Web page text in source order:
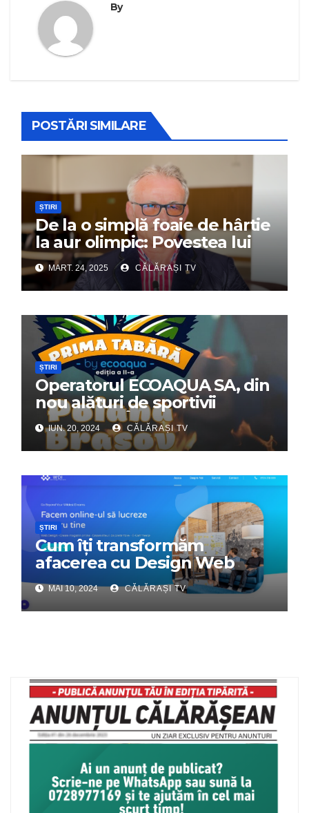
By
POSTĂRI SIMILARE
ȘTIRI
De la o simplă foaie de hârtie
la aur olimpic: Povestea lui
Dumitru Chirilă
MART. 24, 2025 CĂLĂRAȘI TV
ȘTIRI
Operatorul ECOAQUA SA, din
nou alături de sportivii
călărășeni. Începe „Prima
Tabără”!
IUN. 20, 2024 CĂLĂRAȘI TV
ȘTIRI
Cum îți transformăm
afacerea cu Design Web
Interactiv – Partenerul tău
digital de încredere
MAI 10, 2024 CĂLĂRAȘI TV